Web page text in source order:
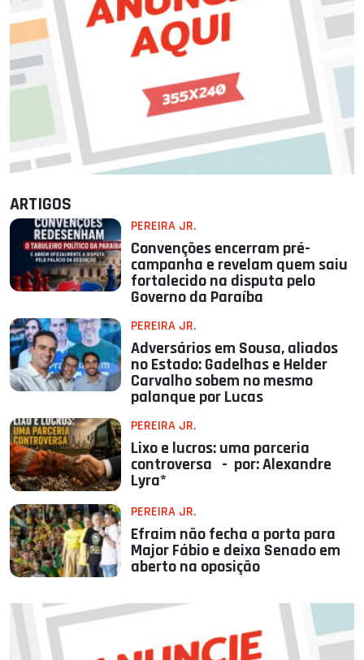
ARTIGOS
PEREIRA JR.
Convenções encerram pré-
campanha e revelam quem saiu
fortalecido na disputa pelo
Governo da Paraíba
PEREIRA JR.
Adversários em Sousa, aliados
no Estado: Gadelhas e Helder
Carvalho sobem no mesmo
palanque por Lucas
PEREIRA JR.
Lixo e lucros: uma parceria
controversa - por: Alexandre
Lyra*
PEREIRA JR.
Efraim não fecha a porta para
Major Fábio e deixa Senado em
aberto na oposição